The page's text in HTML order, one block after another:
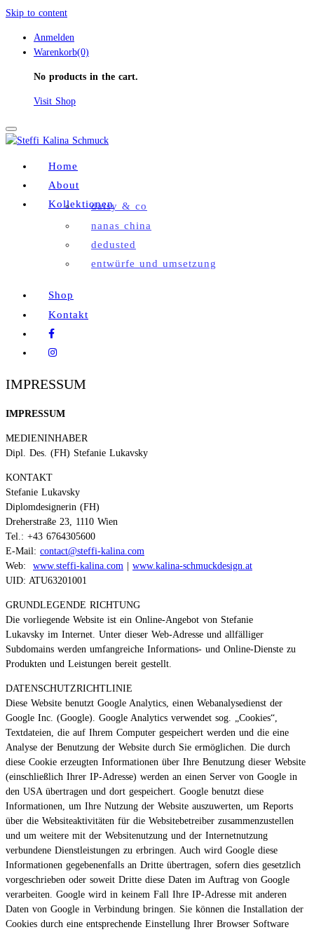
Skip to content
Anmelden
Warenkorb(0)
No products in the cart.
Visit Shop
Toggle
Home
About
Kollektionendaisy & co
nanas china
dedusted
entwürfe und umsetzung
Shop
Kontakt
IMPRESSUM
IMPRESSUM
MEDIENINHABER
Dipl. Des. (FH) Stefanie Lukavsky
KONTAKT
Stefanie Lukavsky
Diplomdesignerin (FH)
Dreherstraße 23, 1110 Wien
Tel.: +43 6764305600
E-Mail: contact@steffi-kalina.com
Web: www.steffi-kalina.com | www.kalina-schmuckdesign.at
UID: ATU63201001
GRUNDLEGENDE RICHTUNG
Die vorliegende Website ist ein Online-Angebot von Stefanie
Lukavsky im Internet. Unter dieser Web-Adresse und allfälliger
Subdomains werden umfangreiche Informations- und Online-Dienste zu
Produkten und Leistungen bereit gestellt.
DATENSCHUTZRICHTLINIE
Diese Website benutzt Google Analytics, einen Webanalysedienst der
Google Inc. (Google). Google Analytics verwendet sog. „Cookies“,
Textdateien, die auf Ihrem Computer gespeichert werden und die eine
Analyse der Benutzung der Website durch Sie ermöglichen. Die durch
diese Cookie erzeugten Informationen über Ihre Benutzung dieser Website
(einschließlich Ihrer IP-Adresse) werden an einen Server von Google in
den USA übertragen und dort gespeichert. Google benutzt diese
Informationen, um Ihre Nutzung der Website auszuwerten, um Reports
über die Websiteaktivitäten für die Websitebetreiber zusammenzustellen
und um weitere mit der Websitenutzung und der Internetnutzung
verbundene Dienstleistungen zu erbringen. Auch wird Google diese
Informationen gegebenenfalls an Dritte übertragen, sofern dies gesetzlich
vorgeschrieben oder soweit Dritte diese Daten im Auftrag von Google
verarbeiten. Google wird in keinem Fall Ihre IP-Adresse mit anderen
Daten von Google in Verbindung bringen. Sie können die Installation der
Cookies durch eine entsprechende Einstellung Ihrer Browser Software